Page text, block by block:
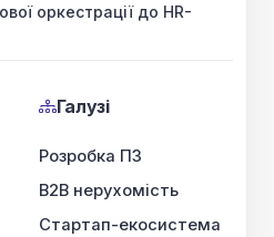
оркестрації до HR-
Галузі
Розробка ПЗ
B2B нерухомість
Стартап-екосистема